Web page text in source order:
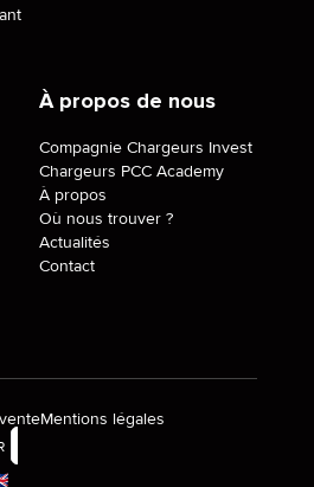
À propos de nous
Compagnie Chargeurs Invest
Chargeurs PCC Academy
À propos
Où nous trouver ?
Actualités
Contact
Mentions légales